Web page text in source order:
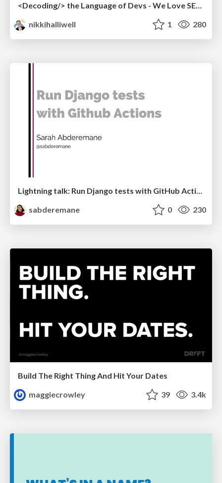
<Decoding/> the Language of Devs - We Love SEO 2024
nikkihalliwell
1 280
Lightning talk: Run Django tests with GitHub Actions
sabderemane
0 230
Build The Right Thing And Hit Your Dates
maggiecrowley
39 3.4k